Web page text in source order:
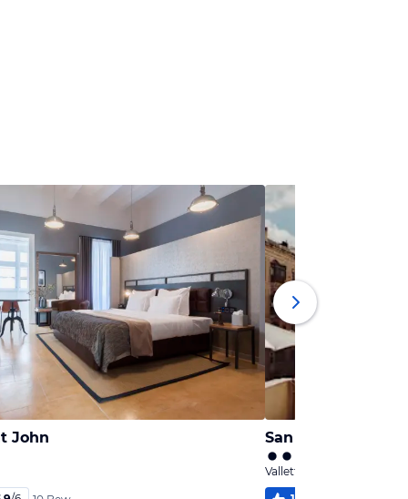
John San Karlu
Valletta, Xlokk